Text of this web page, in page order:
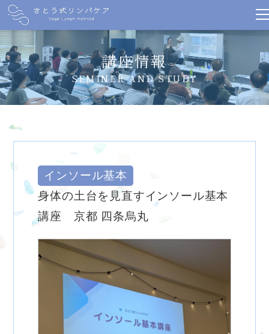
講座情報
SEMINER AND STUDY
インソール基本
身体の土台を見直すインソール基本
講座 京都 四条烏丸